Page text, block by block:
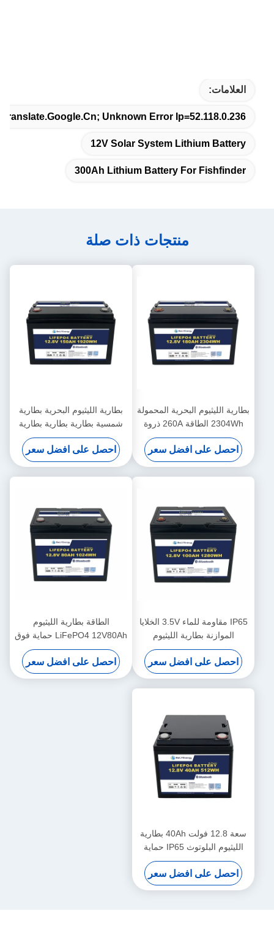
العلامات:
Unknown Error Ip=52.118.0.236
12V Solar System Lithium Battery
300Ah Lithium Battery For Fishfinder
منتجات ذات صلة
بطارية الليثيوم البحرية المحمولة
2304Wh الطاقة 260A ذروة
التفريغ 12.8V180Ah
احصل على افضل سعر
بطارية الليثيوم البحرية بطارية
شمسية بطارية بطارية بطارية
بطارية
احصل على افضل سعر
IP65 مقاومة للماء 3.5V الخلايا
الموازنة بطارية الليثيوم
12V100Ah بطارية شمسية
الليثيوم
احصل على افضل سعر
الطاقة بطارية الليثيوم
LiFePO4 12V80Ah حماية فوق
الجهد 14.6V
احصل على افضل سعر
سعة 12.8 فولت 40Ah بطارية
الليثيوم البلوتوث IP65 حماية
الحجرة 512Wh الطاقة
احصل على افضل سعر